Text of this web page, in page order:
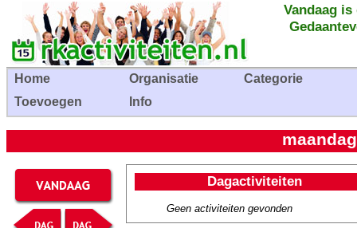
Vandaag
Home Organisatie
Categorie
Toevoegen
Info
Dagactiviteiten
Geen activiteiten gevonden